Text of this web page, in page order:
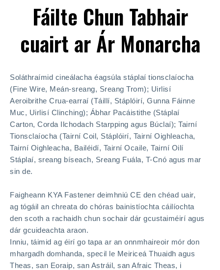
Fáilte Chun Tabhair
cuairt ar Ár Monarcha
Soláthraímid cineálacha éagsúla stáplaí tionsclaíocha
(Fine Wire, Meán-sreang, Sreang Trom); Uirlisí
Aeroibrithe Crua-earraí (Táillí, Stáplóirí, Gunna Fáinne
Muc, Uirlisí Clinching); Ábhar Pacáistithe (Stáplaí
Carton, Corda Ilchodach Starpping agus Búclaí); Tairní
Tionsclaíocha (Tairní Coil, Stáplóirí, Tairní Oighleacha,
Tairní Oighleacha, Bailéidí, Tairní Ocaile, Tairní Oilí
Stáplaí, sreang bíseach, Sreang Fuála, T-Cnó agus mar
sin de.
Faigheann KYA Fastener deimhniú CE den chéad uair,
ag tógáil an chreata do chóras bainistíochta cáilíochta
den scoth a rachaidh chun sochair dár gcustaiméirí agus
dár gcuideachta araon.
Inniu, táimid ag éirí go tapa ar an onnmhaireoir mór don
mhargadh domhanda, specil le Meiriceá Thuaidh agus
Theas, san Eoraip, san Astráil, san Afraic Theas, i